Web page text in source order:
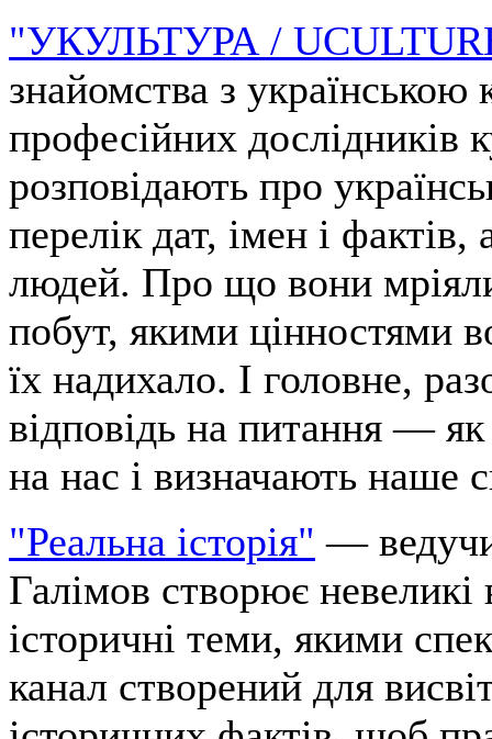
"УКУЛЬТУРА /
знайомства з українською
професійних дослідників
розповідають про
перелік дат, імен і фактів,
людей. Про що вони
побут, якими цінностями
їх надихало. І головне,
відповідь на питання — як
на нас і визначають наше
"Реальна історія" —
Галімов створює невеликі
історичні теми, якими
канал створений для